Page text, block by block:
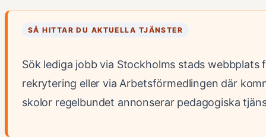
SÅ HITTAR DU AKTUELLA TJÄNSTER
Sök lediga jobb via Stockholms stads webbplats
rekrytering eller via Arbetsförmedlingen där
skolor regelbundet annonserar pedagogiska